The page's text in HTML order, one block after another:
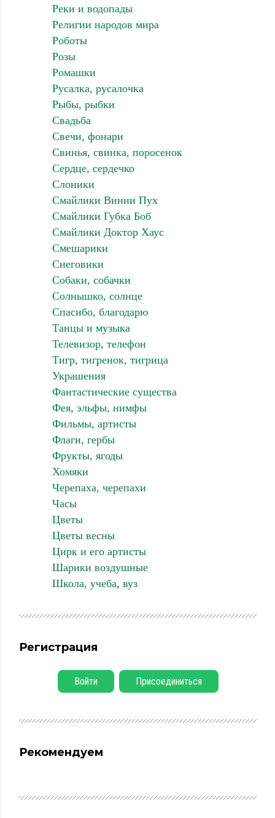
Реки и водопады
Религии народов мира
Роботы
Розы
Ромашки
Русалка, русалочка
Рыбы, рыбки
Свадьба
Свечи, фонари
Свинья, свинка, поросенок
Сердце, сердечко
Слоники
Смайлики Винни Пух
Смайлики Губка Боб
Смайлики Доктор Хаус
Смешарики
Снеговики
Собаки, собачки
Солнышко, солнце
Спасибо, благодарю
Танцы и музыка
Телевизор, телефон
Тигр, тигренок, тигрица
Украшения
Фантастические существа
Фея, эльфы, нимфы
Фильмы, артисты
Флаги, гербы
Фрукты, ягоды
Хомяки
Черепаха, черепахи
Часы
Цветы
Цветы весны
Цирк и его артисты
Шарики воздушные
Школа, учеба, вуз
Регистрация
Войти Присоединиться
Рекомендуем